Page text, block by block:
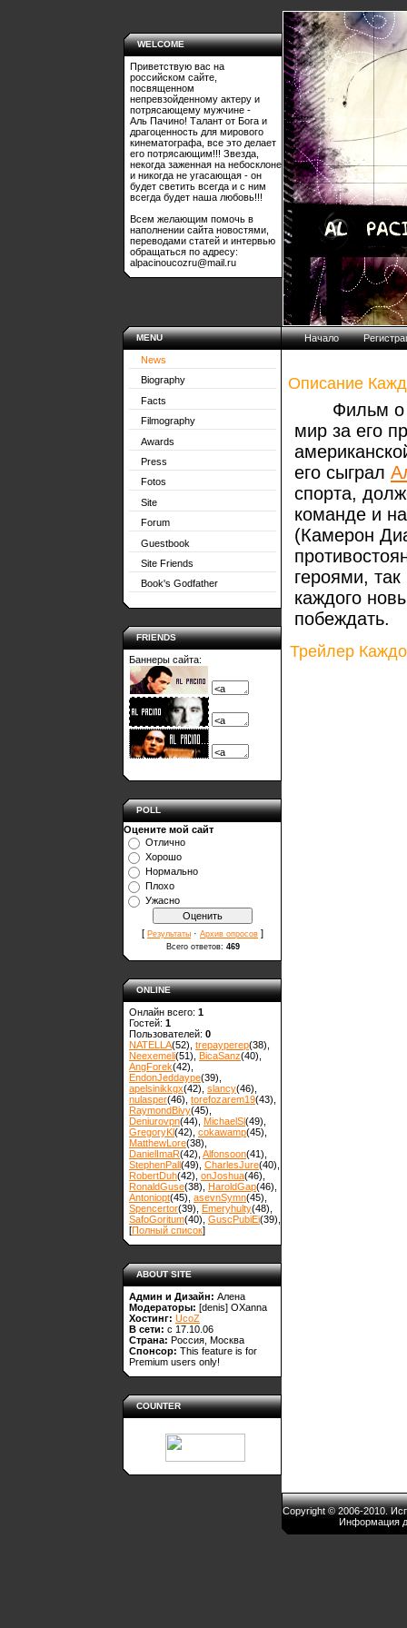
WELCOME
Приветствую вас на
российском сайте,
посвященном
непревзойденному актеру и
потрясающему мужчине -
Аль Пачино! Талант от Бога и
драгоценность для мирового
кинематографа, все это делает
его потрясающим!!! Звезда,
некогда заженная на небосклоне
и никогда не угасающая - он
будет светить всегда и с ним
всегда будет наша любовь!!!
Всем желающим помочь в
наполнении сайта новостями,
переводами статей и интервью
обращаться по адресу:
alpacinoucozru@mail.ru
MENU
News
Biography
Facts
Filmography
Awards
Press
Fotos
Site
Forum
Guestbook
Site Friends
Book's Godfather
FRIENDS
Баннеры сайта:
POLL
Оцените мой сайт
Отлично
Хорошо
Нормально
Плохо
Ужасно
[ Результаты · Архив опросов ]
Всего ответов: 469
ONLINE
Онлайн всего: 1
Гостей: 1
Пользователей: 0
NATELLA(52) trepayperep(38)
Neexemeli(51) BicaSanz(40)
AngForek(42)
EndonJeddaype(39)
apelsinikkgx(42) slancy(46)
nulasper(46) torefozarem19(43)
RaymondBivy(45)
Deniurovpn(44) MichaelSl(49)
GregoryKl(42) cokawamp(45)
MatthewLore(38)
DanielImaR(42) Alfonsoon(41)
StephenPall(49) CharlesJure(40)
RobertDuh(42) onJoshua(46)
RonaldGuse(38) HaroldGap(46)
Antoniopt(45) asevnSymn(45)
Spencertor(39) Emeryhulty(48)
SafoGoritum(40) GuscPubiEi(39)
[Полный список]
ABOUT SITE
Админ и Дизайн: Алена
Модераторы: [denis] OXanna
Хостинг: UcoZ
В сети: с 17.10.06
Страна: Россия, Москва
Спонсор: This feature is for
Premium users only!
COUNTER
Начало
Описание
Фильм о
мир за его
его сыграл
спорта,
команде и
(Камерон
героями,
каждого
побеждать.
Трейлер
Copyright © 2006-2010.
Информация